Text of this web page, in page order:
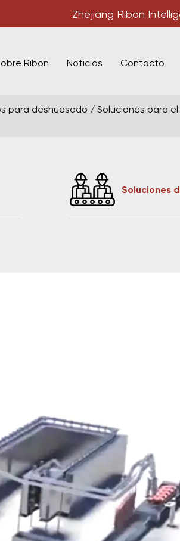
Zhejiang Ribon
Ribon Noticias Contacto
para deshuesado / Soluciones para el
Soluciones